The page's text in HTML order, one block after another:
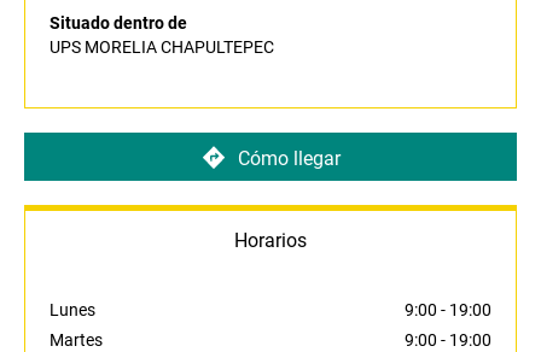
Situado dentro de
UPS MORELIA CHAPULTEPEC
Cómo llegar
Horarios
Lunes 9:00 - 19:00
Martes
9:00 - 19:00